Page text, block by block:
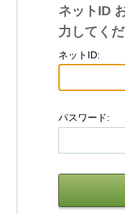
ネットID
力してく
ネットID:
パスワード: